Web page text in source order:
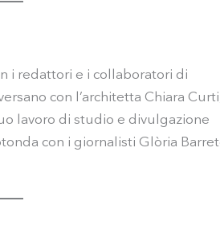
i redattori e i collaboratori di
con l’architetta Chiara
lavoro di studio e divulgazione
con i giornalisti Glòria